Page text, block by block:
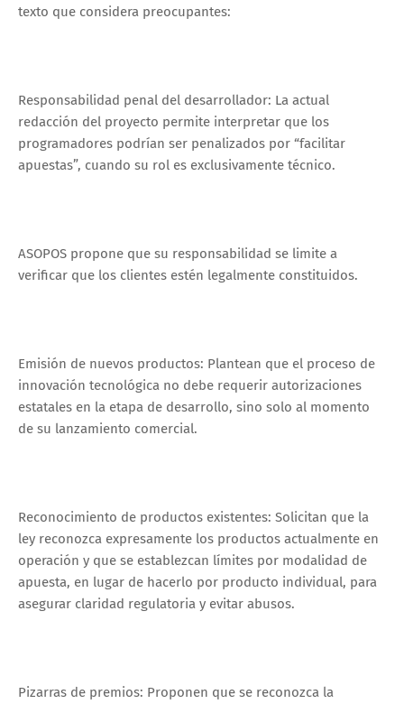
texto que considera preocupantes:
Responsabilidad penal del desarrollador: La actual
redacción del proyecto permite interpretar que los
programadores podrían ser penalizados por “facilitar
apuestas”, cuando su rol es exclusivamente técnico.
ASOPOS propone que su responsabilidad se limite a
verificar que los clientes estén legalmente constituidos.
Emisión de nuevos productos: Plantean que el proceso de
innovación tecnológica no debe requerir autorizaciones
estatales en la etapa de desarrollo, sino solo al momento
de su lanzamiento comercial.
Reconocimiento de productos existentes: Solicitan que la
ley reconozca expresamente los productos actualmente en
operación y que se establezcan límites por modalidad de
apuesta, en lugar de hacerlo por producto individual, para
asegurar claridad regulatoria y evitar abusos.
Pizarras de premios: Proponen que se reconozca la